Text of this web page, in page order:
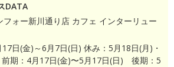
DATA
フォー新川通り店 カフェ インターリュー
日(金)～6月7日(日) 休み：5月18日(月)・
期：4月17日(金)〜5月17日(日) 後期：5